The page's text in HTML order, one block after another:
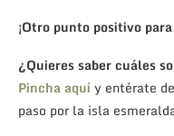
¡Otro punto positivo
¿Quieres saber cuáles
Pincha aquíy entérate
paso por la isla